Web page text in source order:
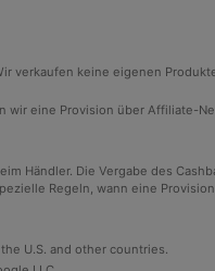
verkaufen keine eigenen
eine Provision über Affiliate-
Händler. Die Vergabe des
Regeln, wann eine
U.S. and other countries.